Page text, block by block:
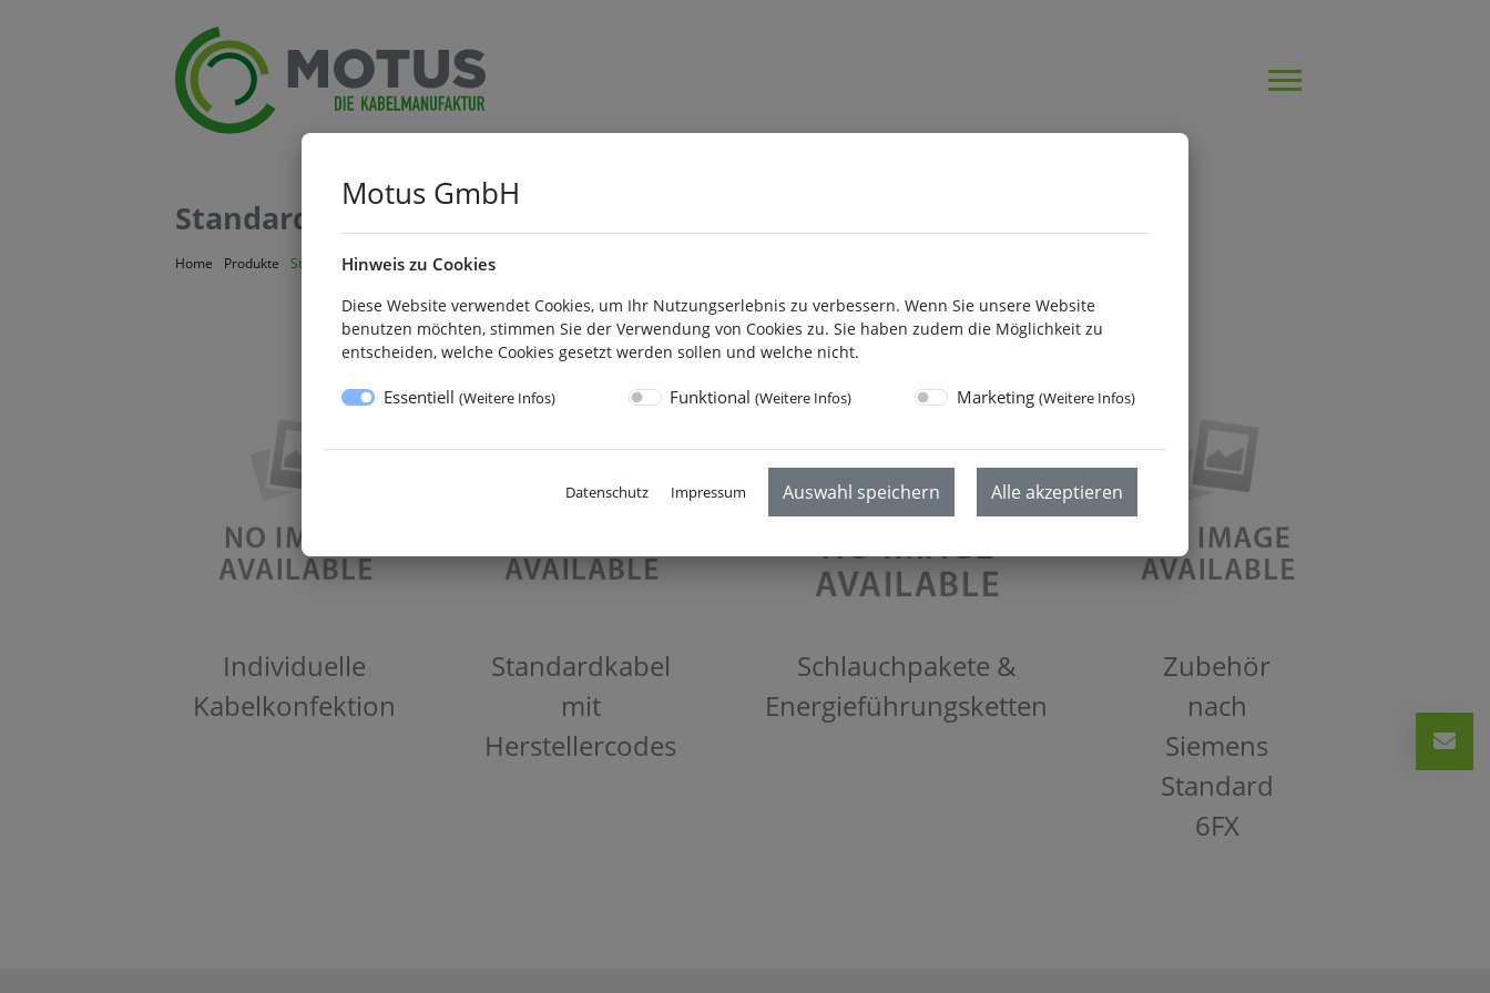
Standardkabel mit Herstellercodes
Home Produkte Standardkabel mit Herstellercodes
Individuelle
Kabelkonfektion
Standardkabel
mit
Herstellercodes
Schlauchpakete &
Energieführungsketten
Zubehör
nach
Siemens
Standard
6FX
Motus GmbH
Hinweis zu Cookies
Diese Website verwendet Cookies, um Ihr Nutzungserlebnis zu verbessern. Wenn Sie unsere Website
benutzen möchten, stimmen Sie der Verwendung von Cookies zu. Sie haben zudem die Möglichkeit zu
entscheiden, welche Cookies gesetzt werden sollen und welche nicht.
Essentiell (Weitere Infos) Funktional(Weitere Infos) Marketing (Weitere Infos)
Datenschutz Impressum Auswahl speichern Alle akzeptieren